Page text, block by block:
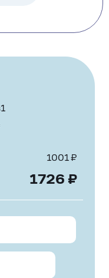
1001₽
1726 ₽